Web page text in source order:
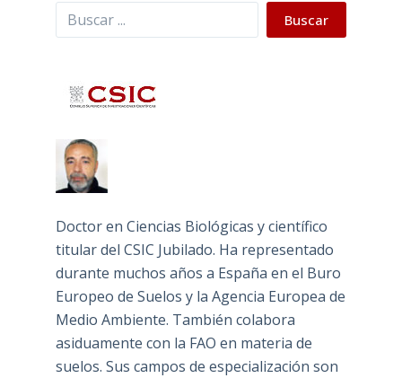
Buscar Buscar
Doctor en Ciencias Biológicas y científico
titular del CSIC Jubilado. Ha representado
durante muchos años a España en el Buro
Europeo de Suelos y la Agencia Europea de
Medio Ambiente. También colabora
asiduamente con la FAO en materia de
suelos. Sus campos de especialización son